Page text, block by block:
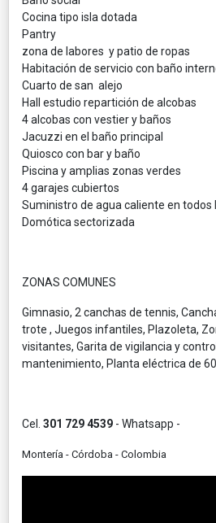
Cocina tipo isla dotada
Pantry
zona de labores y patio de ropas
Habitación de servicio con baño
Cuarto de san alejo
Hall estudio repartición de alcobas
4 alcobas con vestier y baños
Jacuzzi en el baño principal
Quiosco con bar y baño
Piscina y amplias zonas verdes
4 garajes cubiertos
Suministro de agua caliente en todos
Domótica sectorizada
ZONAS COMUNES
Gimnasio, 2 canchas de tennis,
trote , Juegos infantiles, Plazoleta,
visitantes, Garita de vigilancia y
mantenimiento, Planta eléctrica de
Cel. 301 729 4539 - Whatsapp -
Montería - Córdoba - Colombia